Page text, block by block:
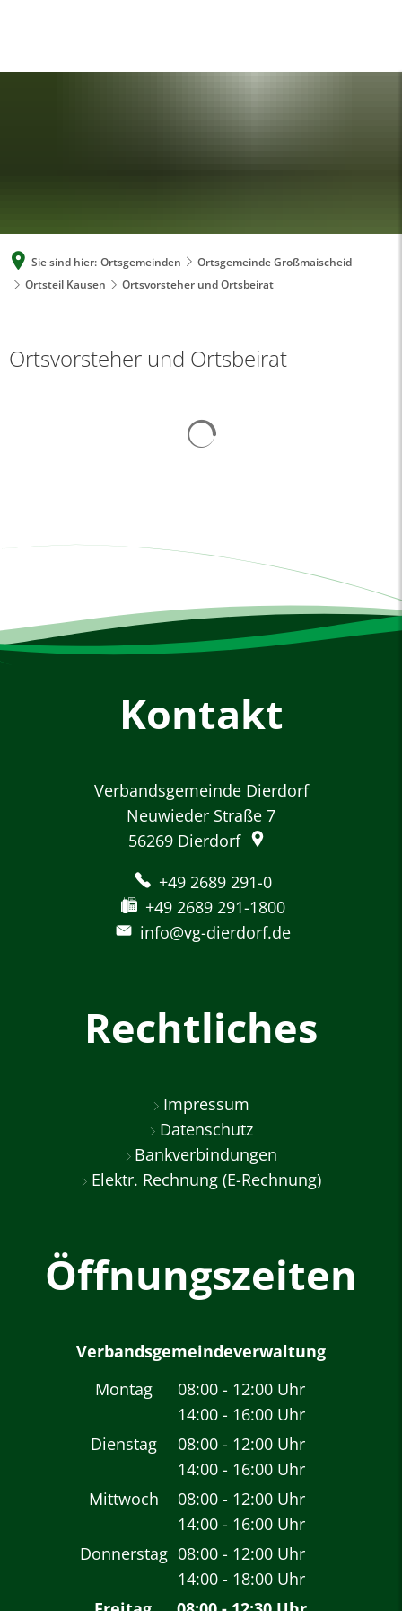
Sie sind hier: Ortsgemeinden
Ortsgemeinde Großmaischeid
Ortsteil Kausen
Ortsvorsteher und Ortsbeirat
Ortsvorsteher und Ortsbeirat
Kontakt
Verbandsgemeinde Dierdorf
Neuwieder Straße 7
56269 Dierdorf
+49 2689 291-0
+49 2689 291-1800
info@vg-dierdorf.de
Rechtliches
Impressum
Datenschutz
Bankverbindungen
Elektr. Rechnung (E-Rechnung)
Öffnungszeiten
Verbandsgemeindeverwaltung
Montag
08:00 - 12:00 Uhr
Von 08:00 bis 12:00
14:00 - 16:00 Uhr
Von 14:00 bis 16:00
Dienstag 08:00 - 12:00 Uhr
Von 08:00 bis 12:00
14:00 - 16:00 Uhr
Von 14:00 bis 16:00
Mittwoch 08:00 - 12:00 Uhr
Von 08:00 bis 12:00
14:00 - 16:00 Uhr
Von 14:00 bis 16:00
Donnerstag 08:00 - 12:00 Uhr
Von 08:00 bis 12:00
14:00 - 18:00 Uhr
Von 14:00 bis 18:00